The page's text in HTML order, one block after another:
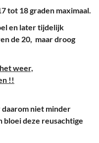
tot 18 graden maximaal.
en later tijdelijk
de 20, maar droog
weer,
!!
niet minder
bloei deze reusachtige